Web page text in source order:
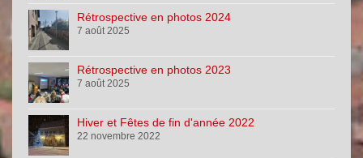
Rétrospective en photos 2024
7 août 2025
Rétrospective en photos 2023
7 août 2025
Hiver et Fêtes de fin d'année 2022
22 novembre 2022